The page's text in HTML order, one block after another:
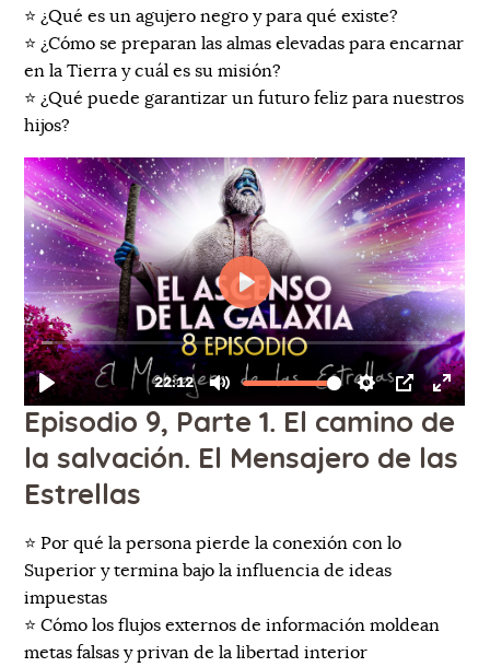
⭐️ ¿Qué es un agujero negro y para qué existe?
⭐️ ¿Cómo se preparan las almas elevadas para encarnar
en la Tierra y cuál es su misión?
⭐️ ¿Qué puede garantizar un futuro feliz para nuestros
hijos?
Episodio 9, Parte 1. El camino de
la salvación. El Mensajero de las
Estrellas
⭐️ Por qué la persona pierde la conexión con lo
Superior y termina bajo la influencia de ideas
impuestas
⭐️ Cómo los flujos externos de información moldean
metas falsas y privan de la libertad interior